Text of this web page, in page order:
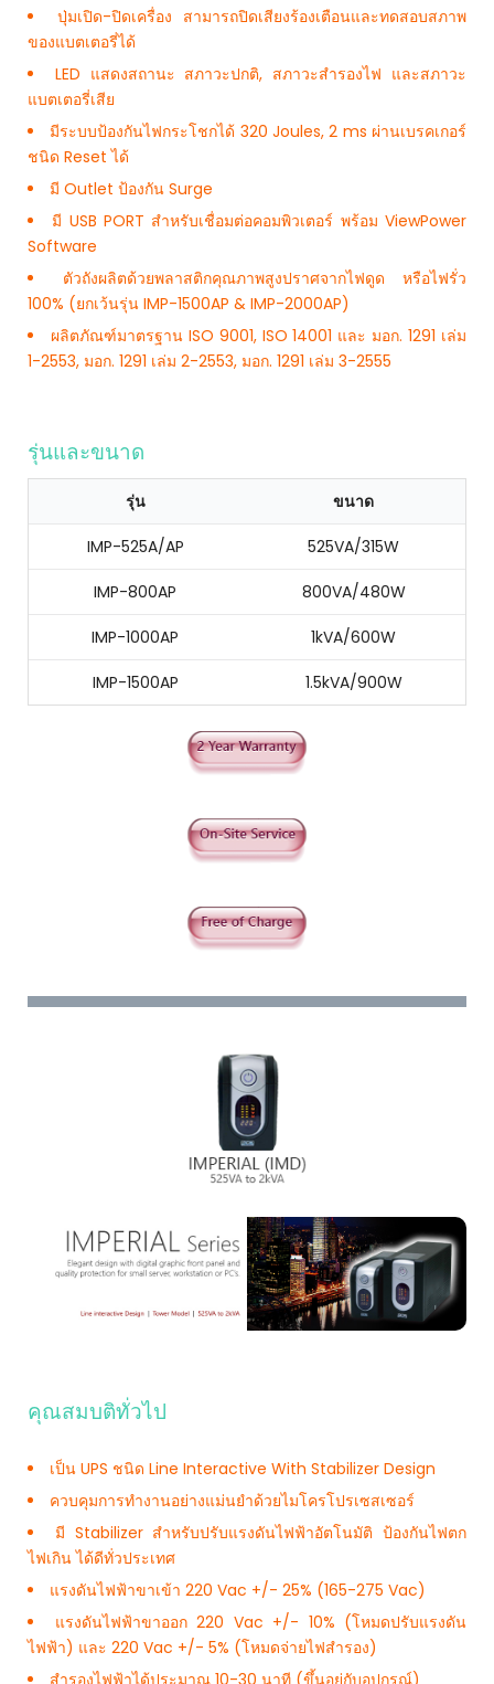
ปุ่มเปิด-ปิดเครื่อง สามารถปิดเสียงร้องเตือนและทดสอบสภาพ
ของแบตเตอรี่ได้
LED แสดงสถานะ สภาวะปกติ, สภาวะสำรองไฟ และสภาวะ
แบตเตอรี่เสีย
มีระบบป้องกันไฟกระโชกได้ 320 Joules, 2 ms ผ่านเบรคเกอร์
ชนิด Reset ได้
มี Outlet ป้องกัน Surge
มี USB PORT สำหรับเชื่อมต่อคอมพิวเตอร์ พร้อม ViewPower
Software
ตัวถังผลิตด้วยพลาสติกคุณภาพสูงปราศจากไฟดูด หรือไฟรั่ว
100% (ยกเว้นรุ่น IMP-1500AP & IMP-2000AP)
ผลิตภัณฑ์มาตรฐาน ISO 9001, ISO 14001 และ มอก. 1291 เล่ม
1-2553, มอก. 1291 เล่ม 2-2553, มอก. 1291 เล่ม 3-2555
รุ่นและขนาด
รุ่น ขนาด
IMP-525A/AP 525VA/315W
IMP-800AP 800VA/480W
IMP-1000AP 1kVA/600W
IMP-1500AP 1.5kVA/900W
คุณสมบติทั่วไป
เป็น UPS ชนิด Line Interactive With Stabilizer Design
ควบคุมการทำงานอย่างแม่นยำด้วยไมโครโปรเซสเซอร์
มี Stabilizer สำหรับปรับแรงดันไฟฟ้าอัตโนมัติ ป้องกันไฟตก
ไฟเกิน ได้ดีทั่วประเทศ
แรงดันไฟฟ้าขาเข้า 220 Vac +/- 25% (165-275 Vac)
แรงดันไฟฟ้าขาออก 220 Vac +/- 10% (โหมดปรับแรงดัน
ไฟฟ้า) และ 220 Vac +/- 5% (โหมดจ่ายไฟสำรอง)